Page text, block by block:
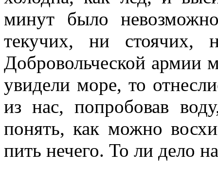
минут было
текучих, ни
Добровольческой армии
увидели море, то
из нас, попробовав
понять, как можно
пить нечего. То ли дело